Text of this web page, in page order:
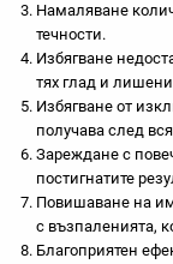
Намаляване
течности.
Избягване
тях глад и
Избягване от
получава след
Зареждане с
постигнатите
Повишаване на
с възпаленията,
Благоприятен